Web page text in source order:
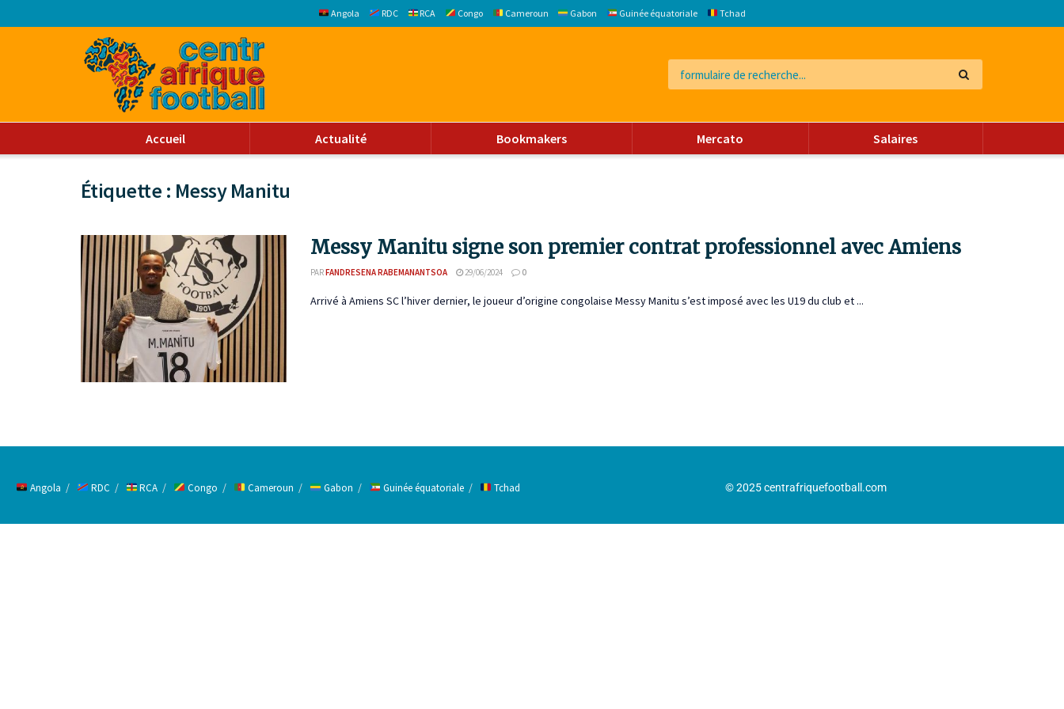
Angola RDC RCA Congo Cameroun Gabon Guinée équatoriale Tchad
Accueil Actualité Bookmakers Mercato Salaires
Étiquette : Messy Manitu
Messy Manitu signe son premier contrat professionnel avec Amiens
PARFANDRESENA RABEMANANTSOA 29/06/2024 0
Arrivé à Amiens SC l’hiver dernier, le joueur d’origine congolaise Messy Manitu s’est imposé avec les U19 du club et ...
Angola RDC RCA Congo Cameroun Gabon Guinée équatoriale Tchad © 2025 centrafriquefootball.com